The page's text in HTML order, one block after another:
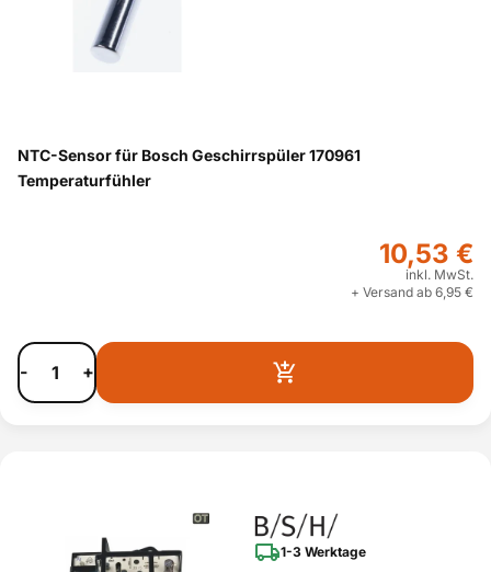
NTC-Sensor für Bosch Geschirrspüler 170961
Temperaturfühler
10,53 €
inkl. MwSt.
+ Versand ab 6,95 €
- +
1-3 Werktage